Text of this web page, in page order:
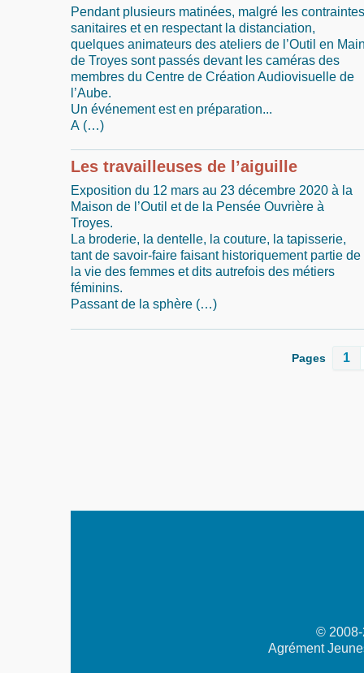
Pendant plusieurs matinées, malgré les contraintes
sanitaires et en respectant la distanciation,
quelques animateurs des ateliers de l’Outil en
de Troyes sont passés devant les caméras des
membres du Centre de Création Audiovisuelle de
l’Aube.
Un événement est en préparation...
A (…)
Les travailleuses de l’aiguille
Exposition du 12 mars au 23 décembre 2020 à la
Maison de l’Outil et de la Pensée Ouvrière à
Troyes.
La broderie, la dentelle, la couture, la tapisserie,
tant de savoir-faire faisant historiquement partie de
la vie des femmes et dits autrefois des métiers
féminins.
Passant de la sphère (…)
Pages 1
© 2008-
Agrément